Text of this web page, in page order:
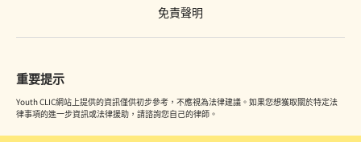
免責聲明
重要提示
Youth CLIC網站上提供的資訊僅供初步參考，不應視為法律建議。如果您想獲取關於特定法
律事項的進一步資訊或法律援助，請諮詢您自己的律師。